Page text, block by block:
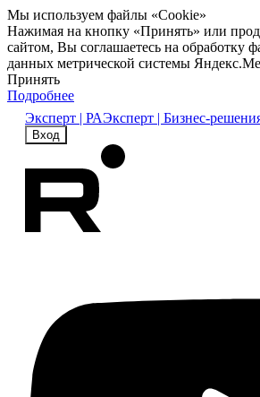
Мы используем файлы «Cookie»
Нажимая на кнопку «Принять» или
сайтом, Вы соглашаетесь на обработку
данных метрической системы
Принять
Подробнее
Эксперт | РАЭксперт | Бизнес-
Вход